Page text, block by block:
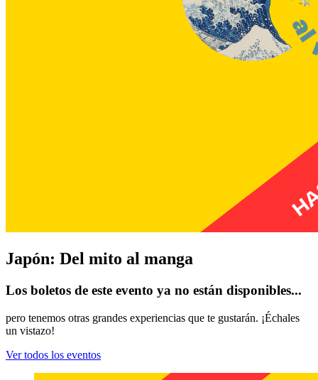
Japón: Del mito al manga
Los boletos de este evento ya no están disponibles...
pero tenemos otras grandes experiencias que te gustarán. ¡Échales
un vistazo!
Ver todos los eventos